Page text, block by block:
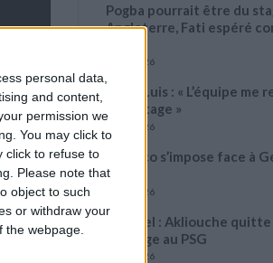
personal data,
and content,
permission we
You may click to
click to refuse to
Please note that
object to such
or withdraw your
webpage.
Pogba pourrait être du
Angleterre, Fati espéré
6 août 2026
Filipe Luis : « L’équipe me
davantage »
6 août 2026
Monaco s’impose face à
0)
6 août 2026
Officiel : Akliouche quitte
s’engage au PSG
6 août 2026